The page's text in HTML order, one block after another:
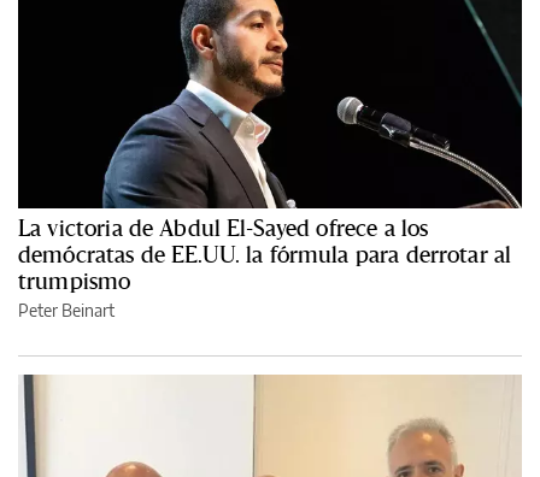
La victoria de Abdul El-Sayed ofrece a los
demócratas de EE.UU. la fórmula para derrotar al
trumpismo
Peter Beinart